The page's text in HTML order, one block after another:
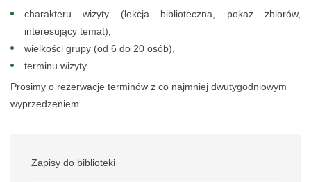
charakteru wizyty (lekcja biblioteczna, pokaz zbiorów,
interesujący temat),
wielkości grupy (od 6 do 20 osób),
terminu wizyty.
Prosimy o rezerwacje terminów z co najmniej dwutygodniowym
wyprzedzeniem.
Zapisy do biblioteki